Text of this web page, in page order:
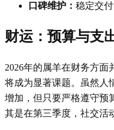
口碑维护： 稳定交
财运：预算与支
2026年的属羊在财务方
将成为显著课题。虽然人
增加，但只要严格遵守预
其是在第三季度，社交活